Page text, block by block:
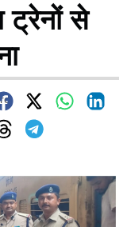
से